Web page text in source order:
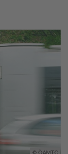
© ÖAMTC